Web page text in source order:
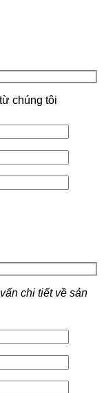
chúng tôi
chi tiết về sản